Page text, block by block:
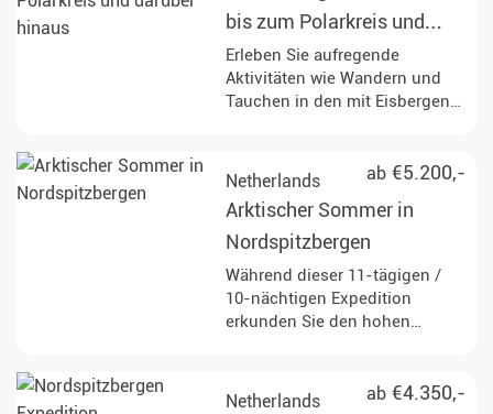
während Sie durch die
navigieren.
bis zum Polarkreis und
darüber hinaus
Erleben Sie aufregende
Aktivitäten wie Wandern und
Tauchen in den mit Eisbergen
vielfältige Wildtiere
Buckelwale, Pinguine und
Robben an verschiedenen
Deception Island und Paradise
Bay. Genießen Sie Zodiac-
Kreuzfahrten und Landungen,
Möglichkeit, den antarktischen
ab €5.200,-
Netherlands
Arktischer Sommer in
Nordspitzbergen
Während dieser 11-tägigen /
10-nächtigen Expedition
erkunden Sie den hohen
führt zu entlegenen Fjorden,
ab €4.350,-
Netherlands